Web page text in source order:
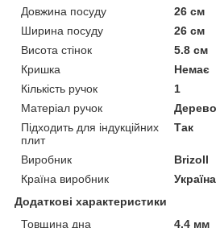
Довжина посуду
26 см
Ширина посуду
26 см
Висота стінок
5.8 см
Кришка
Немає
Кількість ручок
1
Матеріал ручок
Дерево
Підходить для індукційних
плит
Так
Виробник
Brizoll
Країна виробник
Україна
Додаткові характеристики
Товщина дна
4.4 мм